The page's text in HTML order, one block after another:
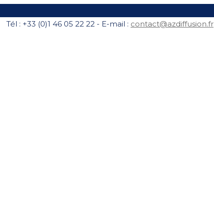
Tél : +33 (0)1 46 05 22 22 - E-mail : contact@azdiffusion.fr